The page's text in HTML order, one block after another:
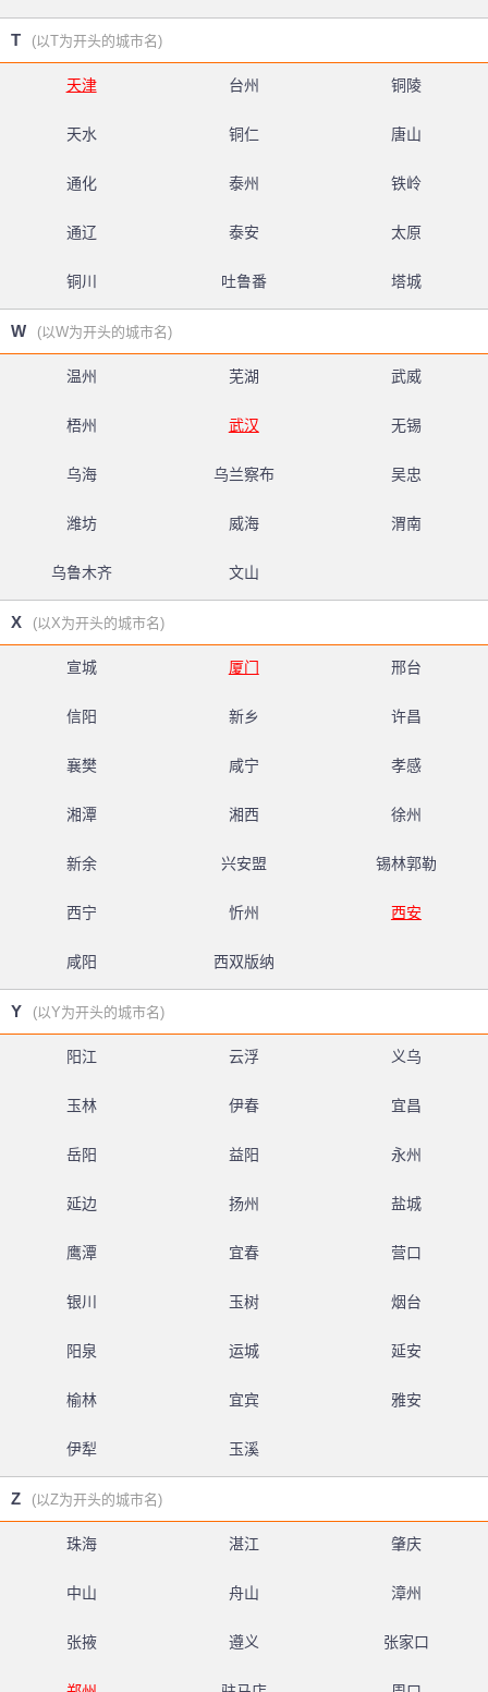
T (以T为开头的城市名)
天津 台州 铜陵
天水 铜仁 唐山
通化 泰州 铁岭
通辽 泰安 太原
铜川 吐鲁番 塔城
W (以W为开头的城市名)
温州 芜湖 武威
梧州 武汉 无锡
乌海 乌兰察布 吴忠
潍坊 威海 渭南
乌鲁木齐 文山
X (以X为开头的城市名)
宣城 厦门 邢台
信阳 新乡 许昌
襄樊 咸宁 孝感
湘潭 湘西 徐州
新余 兴安盟 锡林郭勒
西宁 忻州 西安
咸阳 西双版纳
Y (以Y为开头的城市名)
阳江 云浮 义乌
玉林 伊春 宜昌
岳阳 益阳 永州
延边 扬州 盐城
鹰潭 宜春 营口
银川 玉树 烟台
阳泉 运城 延安
榆林 宜宾 雅安
伊犁 玉溪
Z (以Z为开头的城市名)
珠海 湛江 肇庆
中山 舟山 漳州
张掖 遵义 张家口